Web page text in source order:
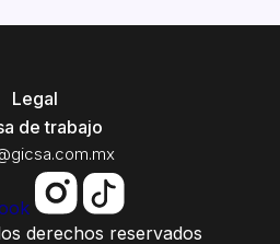
Legal
de trabajo
derechos reservados